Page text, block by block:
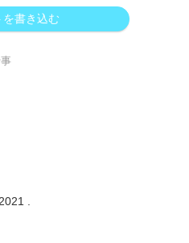
を書き込む
.